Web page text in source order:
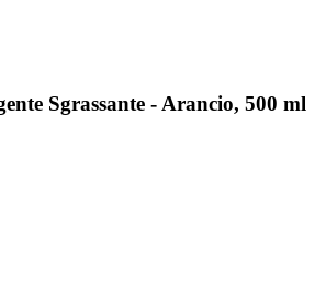
Sgrassante - Arancio, 500 ml